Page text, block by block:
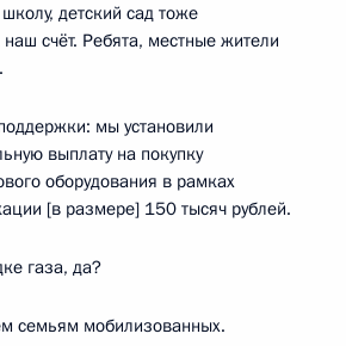
детский сад тоже
счёт. Ребята, местные жители
мы установили
выплату на покупку
оборудования в рамках
[в размере] 150 тысяч рублей.
газа, да?
семьям мобилизованных.